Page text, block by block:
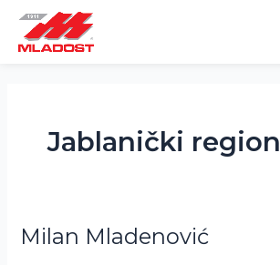
Пређи
садржај
Jablanički region
Milan Mladenović
Milan